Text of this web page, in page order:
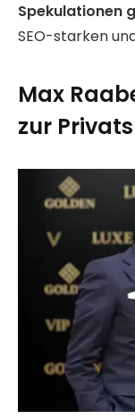
Spekulationen
SEO-starken
Max
zur